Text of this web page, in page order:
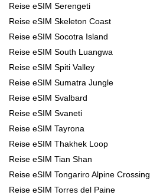
Reise eSIM Serengeti
Reise eSIM Skeleton Coast
Reise eSIM Socotra Island
Reise eSIM South Luangwa
Reise eSIM Spiti Valley
Reise eSIM Sumatra Jungle
Reise eSIM Svalbard
Reise eSIM Svaneti
Reise eSIM Tayrona
Reise eSIM Thakhek Loop
Reise eSIM Tian Shan
Reise eSIM Tongariro Alpine Crossing
Reise eSIM Torres del Paine